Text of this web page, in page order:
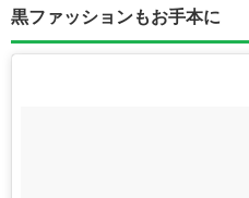
黒ファッションもお手本に